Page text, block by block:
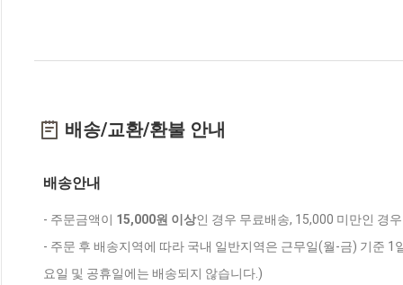
배송/교환/환불 안내
배송안내
- 주문금액이 15,000원 이상인 경우 무료배송, 15,000 미만인 경
- 주문 후 배송지역에 따라 국내 일반지역은 근무일(월-금) 기준
요일 및 공휴일에는 배송되지 않습니다.)